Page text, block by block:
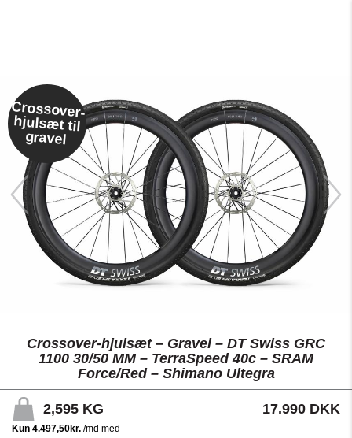
Crossover-
hjulsæt til
gravel
Crossover-hjulsæt – Gravel – DT Swiss GRC
1100 30/50 MM – TerraSpeed 40c – SRAM
Force/Red – Shimano Ultegra
2,595 KG 17.990 DKK